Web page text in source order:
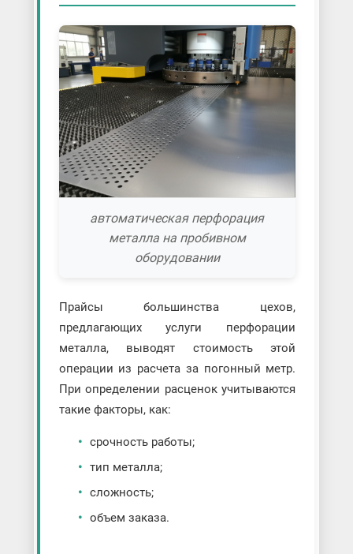
автоматическая перфорация
металла на пробивном
оборудовании
Прайсы большинства цехов,
предлагающих услуги перфорации
металла, выводят стоимость этой
операции из расчета за погонный метр.
При определении расценок учитываются
такие факторы, как:
срочность работы;
тип металла;
сложность;
объем заказа.